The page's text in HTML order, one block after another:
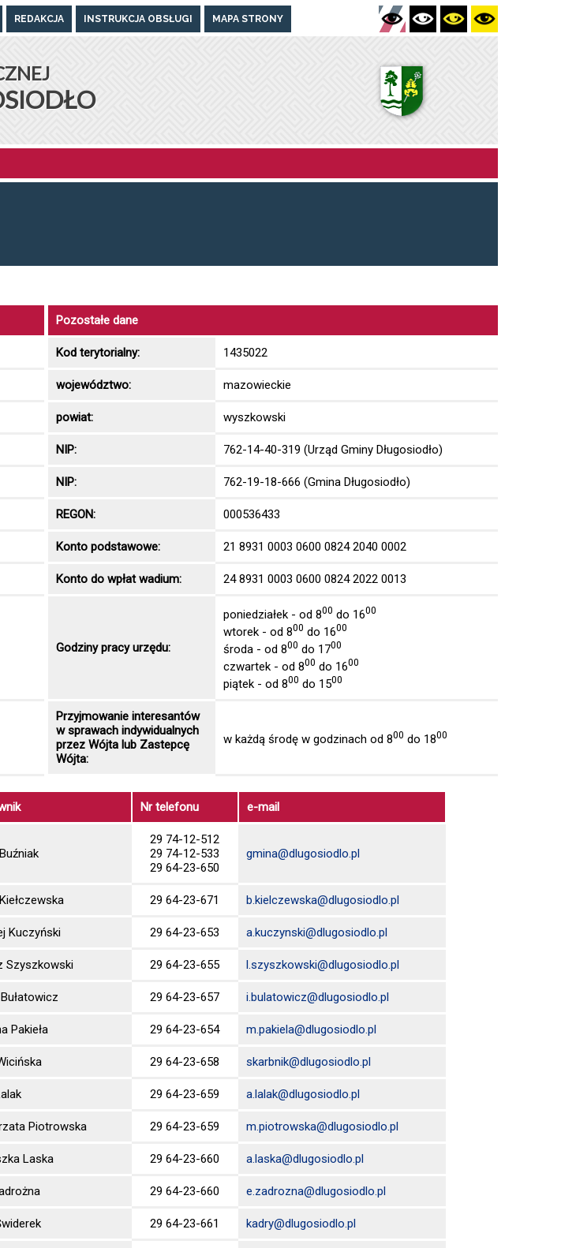
REDAKCJA INSTRUKCJA OBSŁUGI MAPA STRONY
Pozostałe dane
Kod terytorialny: 1435022
województwo: mazowieckie
powiat: wyszkowski
NIP: 762-14-40-319 (Urząd Gminy Długosiodło)
NIP: 762-19-18-666 (Gmina Długosiodło)
REGON: 000536433
Konto podstawowe: 21 8931 0003 0600 0824 2040 0002
Konto do wpłat wadium: 24 8931 0003 0600 0824 2022 0013
Godziny pracy urzędu:
poniedziałek - od 800 do 1600
wtorek - od 800 do 1600
środa - od 800 do 1700
czwartek - od 800 do 1600
piątek - od 800 do 1500
Przyjmowanie interesantów
w sprawach indywidualnych
przez Wójta lub Zastepcę
Wójta:
w każdą środę w godzinach od 800 do 1800
Nr telefonu e-mail
29 74-12-512
29 74-12-533
29 64-23-650
gmina@dlugosiodlo.pl
29 64-23-671 b.kielczewska@dlugosiodlo.pl
Kuczyński 29 64-23-653 a.kuczynski@dlugosiodlo.pl
Szyszkowski 29 64-23-655 l.szyszkowski@dlugosiodlo.pl
29 64-23-657 i.bulatowicz@dlugosiodlo.pl
Pakieła 29 64-23-654 m.pakiela@dlugosiodlo.pl
29 64-23-658 skarbnik@dlugosiodlo.pl
29 64-23-659 a.lalak@dlugosiodlo.pl
Piotrowska 29 64-23-659 m.piotrowska@dlugosiodlo.pl
Laska 29 64-23-660 a.laska@dlugosiodlo.pl
29 64-23-660 e.zadrozna@dlugosiodlo.pl
29 64-23-661 kadry@dlugosiodlo.pl